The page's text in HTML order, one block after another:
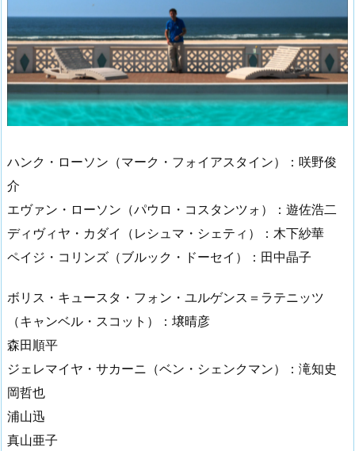
ハンク・ローソン（マーク・フォイアスタイン）：咲野俊
介
エヴァン・ローソン（パウロ・コスタンツォ）：遊佐浩二
ディヴィヤ・カダイ（レシュマ・シェティ）：木下紗華
ペイジ・コリンズ（ブルック・ドーセイ）：田中晶子
ボリス・キュースタ・フォン・ユルゲンス＝ラテニッツ
（キャンベル・スコット）：壌晴彦
森田順平
ジェレマイヤ・サカーニ（ベン・シェンクマン）：滝知史
岡哲也
浦山迅
真山亜子